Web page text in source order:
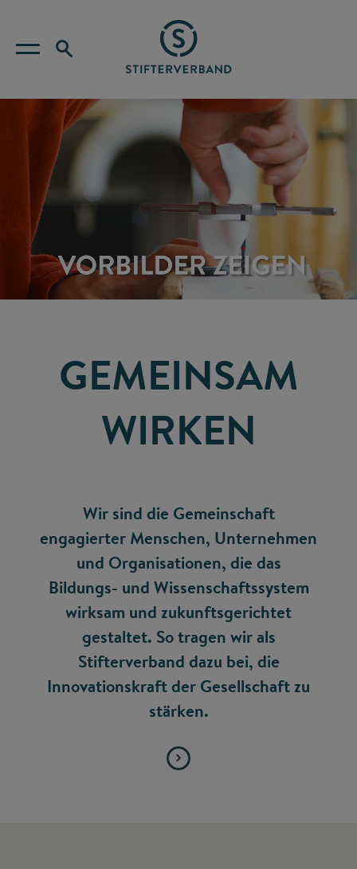
GEMEINSAM
WIRKEN
Wir sind die Gemeinschaft
engagierter Menschen, Unternehmen
und Organisationen, die das
Bildungs- und Wissenschaftssystem
wirksam und zukunftsgerichtet
gestaltet. So tragen wir als
Stifterverband dazu bei, die
Innovationskraft der Gesellschaft zu
stärken.